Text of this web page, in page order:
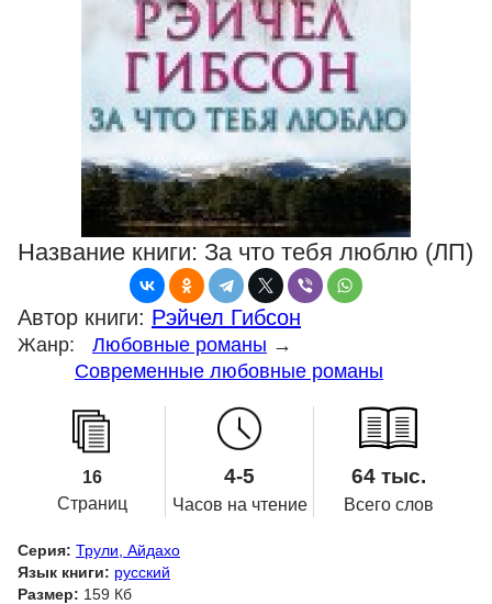
Название книги: За что тебя люблю (ЛП)
Автор книги: Рэйчел Гибсон
Жанр: Любовные романы →
Современные любовные романы
16
Страниц
4-5
Часов на чтение
64 тыс.
Всего слов
Серия: Трули, Айдахо
Язык книги: русский
Размер: 159 Кб